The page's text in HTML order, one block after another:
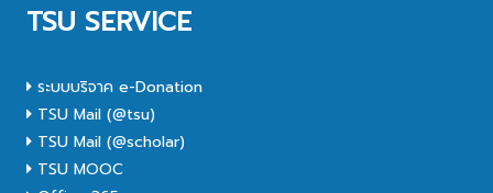
TSU SERVICE
ระบบบริจาค e-Donation
TSU Mail (@tsu)
TSU Mail (@scholar)
TSU MOOC